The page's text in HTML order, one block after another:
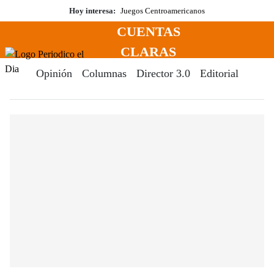
al
Hoy interesa: Juegos Centroamericanos
Menú Periodico El Dia Digital
CUENTAS
CLARAS
Opinión Columnas Director 3.0 Editorial